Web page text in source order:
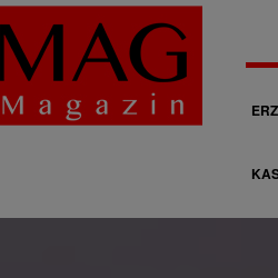
M
á
s
o